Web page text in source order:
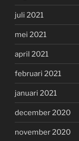
juli 2021
mei 2021
april 2021
februari 2021
januari 2021
december 2020
november 2020